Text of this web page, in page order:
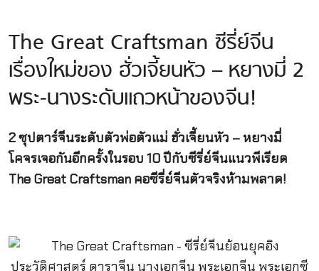
The Great Craftsman ซีรี่ย์จีน
เรื่องใหม่ของ ฮั่วเจี้ยนหัว – หยางมี่ 2
พระ-นางระดับแถวหน้าของจีน!
2 ซุปตาร์จีนระดับตัวพ่อตัวแม่ ฮั่วเจี้ยนหัว – หยางมี่
โคจรเจอกันอีกครั้งในรอบ 10 ปีกับซีรี่ย์จีนแนวพีเรียด
The Great Craftsmanคอซีรี่ย์จีนตัวจริงห้ามพลาด!